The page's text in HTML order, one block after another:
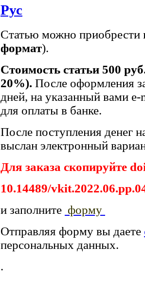
Рус
Статью можно приобрести
формат).
Стоимость статьи 500
20%). После оформления
дней, на указанный вами
для оплаты в банке.
После поступления денег
выслан электронный
Для заказа скопируйте
10.14489/
и заполните форму
Отправляя форму вы даете
персональных данных.
.